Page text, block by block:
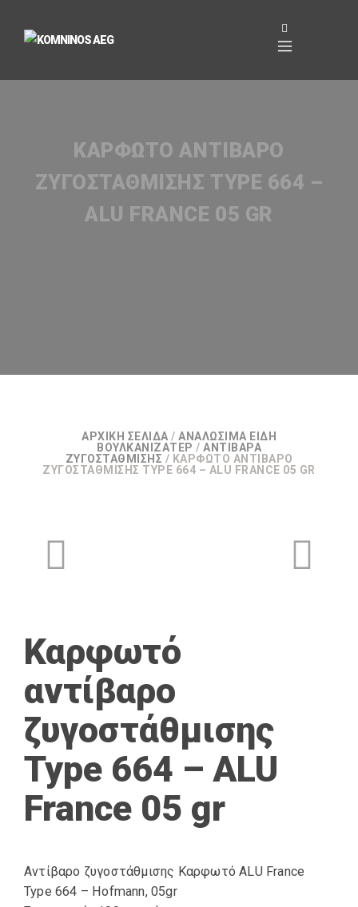
ΚΑΡΦΩΤΌ ΑΝΤΊΒΑΡΟ
ΖΥΓΟΣΤΆΘΜΙΣΗΣ TYPE 664 –
ALU FRANCE 05 GR
ΑΡΧΙΚΉ ΣΕΛΊΔΑ / ΑΝΑΛΏΣΙΜΑ ΕΊΔΗ
ΒΟΥΛΚΑΝΙΖΑΤΕΡ / ΑΝΤΊΒΑΡΑ
ΖΥΓΟΣΤΆΘΜΙΣΗΣ / ΚΑΡΦΩΤΌ ΑΝΤΊΒΑΡΟ
ΖΥΓΟΣΤΆΘΜΙΣΗΣ TYPE 664 – ALU FRANCE 05 GR
Καρφωτό
αντίβαρο
ζυγοστάθμισης
Type 664 – ALU
France 05 gr
Αντίβαρο ζυγοστάθμισης Καρφωτό ALU France
Type 664 – Hofmann, 05gr